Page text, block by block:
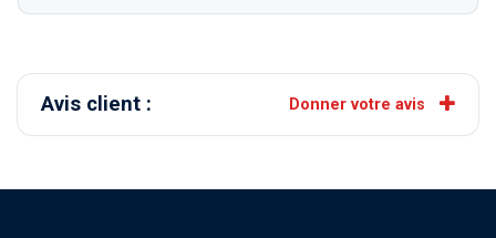
Avis client : Donner votre avis